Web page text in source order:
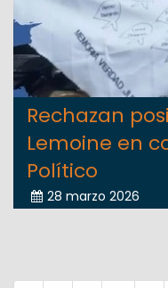
Rechazan
Lemoine en
Político
28 marzo 2026